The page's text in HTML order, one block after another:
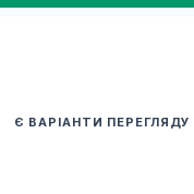
Є ВАРІАНТИ ПЕРЕГЛЯДУ